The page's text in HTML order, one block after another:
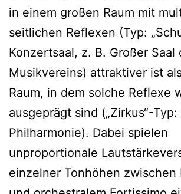
in einem großen Raum mit
seitlichen Reflexen (Typ:
Konzertsaal, z. B. Großer Saal
Musikvereins) attraktiver ist
Raum, in dem solche Reflexe
ausgeprägt sind („Zirkus“-
Philharmonie). Dabei spielen
unproportionale
einzelner Tonhöhen zwischen